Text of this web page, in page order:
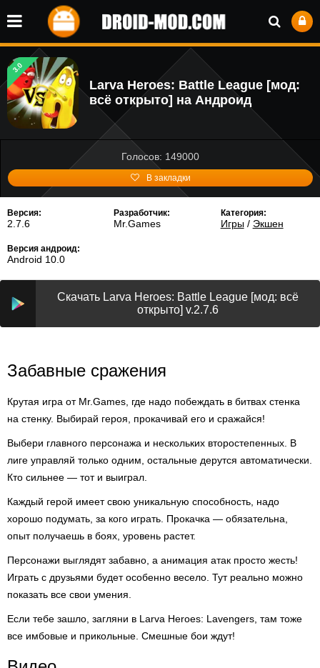
3.0
Larva Heroes: Battle League [мод:
всё открыто] на Андроид
Голосов: 149000
В закладки
Версия:
2.7.6
Разработчик:
Mr.Games
Категория:
Игры/ Экшен
Версия андроид:
Android 10.0
Скачать Larva Heroes: Battle League [мод: всё
открыто] v.2.7.6
Забавные сражения
Крутая игра от Mr.Games, где надо побеждать в битвах стенка
на стенку. Выбирай героя, прокачивай его и сражайся!
Выбери главного персонажа и нескольких второстепенных. В
лиге управляй только одним, остальные дерутся автоматически.
Кто сильнее — тот и выиграл.
Каждый герой имеет свою уникальную способность, надо
хорошо подумать, за кого играть. Прокачка — обязательна,
опыт получаешь в боях, уровень растет.
Персонажи выглядят забавно, а анимация атак просто жесть!
Играть с друзьями будет особенно весело. Тут реально можно
показать все свои умения.
Если тебе зашло, загляни в Larva Heroes: Lavengers, там тоже
все имбовые и прикольные. Смешные бои ждут!